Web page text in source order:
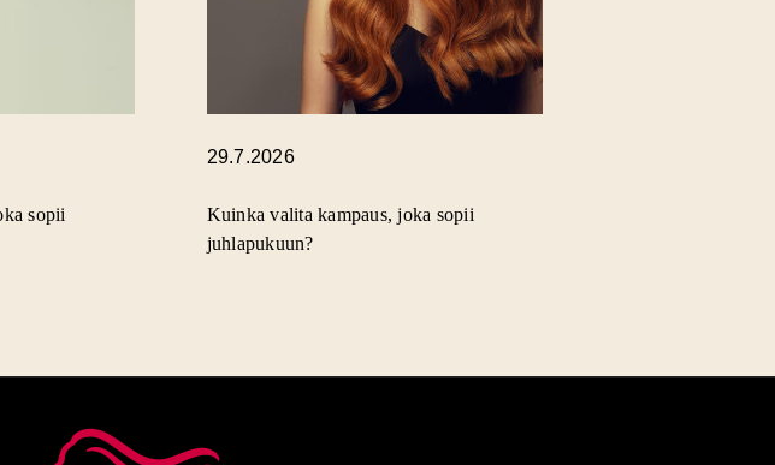
sopii
29.7.2026
Kuinka valita kampaus, joka sopii
juhlapukuun?